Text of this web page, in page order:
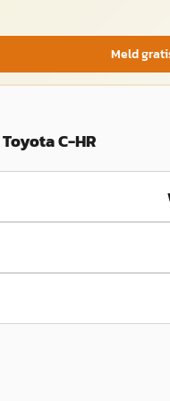
Meld
C-HR